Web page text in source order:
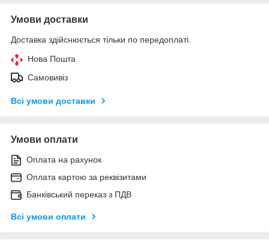
Умови доставки
Доставка здійснюється тільки по передоплаті.
Нова Пошта
Самовивіз
Всі умови доставки
Умови оплати
Оплата на рахунок
Оплата картою за реквізитами
Банківський переказ з ПДВ
Всі умови оплати